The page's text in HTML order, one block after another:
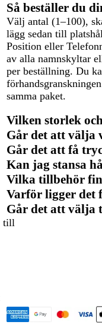
Så beställer du
Välj antal (1–100),
lägg sedan till
Position eller
av alla namnskyltar
per beställning. Du
samma paket.
Vilken storlek
Går det att välja
Går det att få
Kan jag stansa
Vilka tillbehör
Varför ligger det
Går det att välja
till